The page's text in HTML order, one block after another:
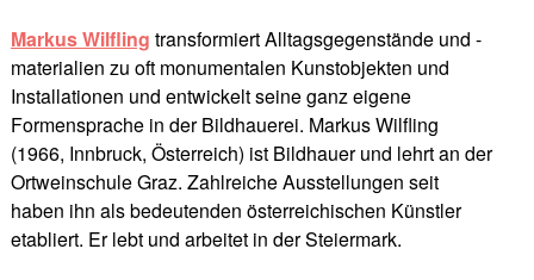
Markus Wilfling transformiert Alltagsgegenstände und -
materialien zu oft monumentalen Kunstobjekten und
Installationen und entwickelt seine ganz eigene
Formensprache in der Bildhauerei. Markus Wilfling
(1966, Innbruck, Österreich) ist Bildhauer und lehrt an der
Ortweinschule Graz. Zahlreiche Ausstellungen seit
haben ihn als bedeutenden österreichischen Künstler
etabliert. Er lebt und arbeitet in der Steiermark.